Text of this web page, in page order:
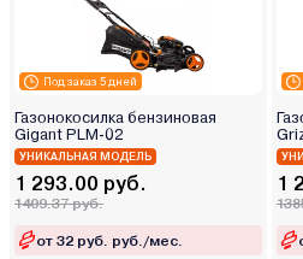
Под заказ 5 дней
Газонокосилка бензиновая
Gigant PLM-02
УНИКАЛЬНАЯ МОДЕЛЬ
1 293.00 руб.
1409.37 руб.
от 32 руб. руб./мес.
1